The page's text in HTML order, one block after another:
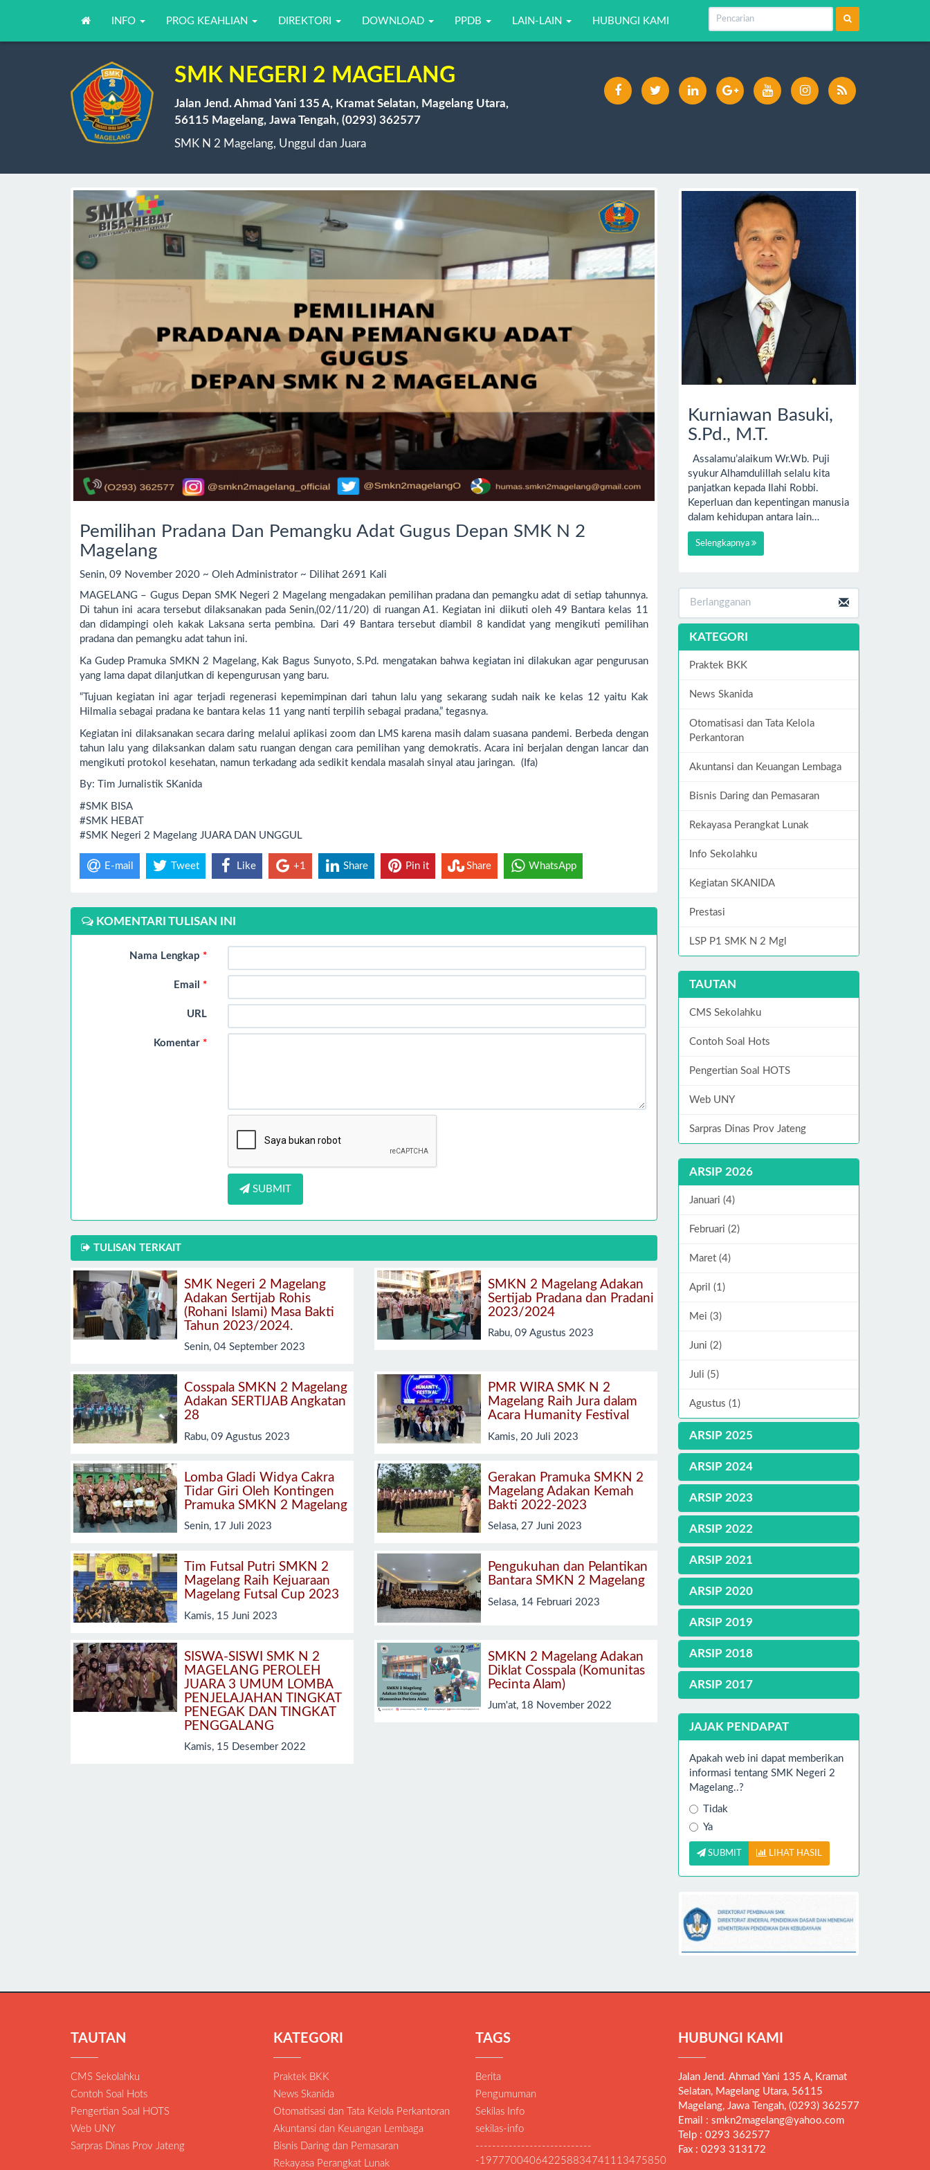
INFO PROG KEAHLIAN DIREKTORI DOWNLOAD PPDB LAIN-LAIN HUBUNGI KAMI
SMK NEGERI 2 MAGELANG
Jalan Jend. Ahmad Yani 135 A, Kramat Selatan, Magelang Utara,
56115 Magelang, Jawa Tengah, (0293) 362577
SMK N 2 Magelang, Unggul dan Juara
Pemilihan Pradana Dan Pemangku Adat Gugus Depan SMK N 2
Magelang
Senin, 09 November 2020 ~ Oleh Administrator ~ Dilihat 2691 Kali
MAGELANG – Gugus Depan SMK Negeri 2 Magelang mengadakan pemilihan pradana dan pemangku adat di setiap tahunnya.
Di tahun ini acara tersebut dilaksanakan pada Senin,(02/11/20) di ruangan A1. Kegiatan ini diikuti oleh 49 Bantara kelas 11
dan didampingi oleh kakak Laksana serta pembina. Dari 49 Bantara tersebut diambil 8 kandidat yang mengikuti pemilihan
pradana dan pemangku adat tahun ini.
Ka Gudep Pramuka SMKN 2 Magelang, Kak Bagus Sunyoto, S.Pd. mengatakan bahwa kegiatan ini dilakukan agar pengurusan
yang lama dapat dilanjutkan di kepengurusan yang baru.
“Tujuan kegiatan ini agar terjadi regenerasi kepemimpinan dari tahun lalu yang sekarang sudah naik ke kelas 12 yaitu Kak
Hilmalia sebagai pradana ke bantara kelas 11 yang nanti terpilih sebagai pradana,” tegasnya.
Kegiatan ini dilaksanakan secara daring melalui aplikasi zoom dan LMS karena masih dalam suasana pandemi. Berbeda dengan
tahun lalu yang dilaksankan dalam satu ruangan dengan cara pemilihan yang demokratis. Acara ini berjalan dengan lancar dan
mengikuti protokol kesehatan, namun terkadang ada sedikit kendala masalah sinyal atau jaringan. (Ifa)
By: Tim Jurnalistik SKanida
#SMK BISA
#SMK HEBAT
#SMK Negeri 2 Magelang JUARA DAN UNGGUL
E-mail Tweet Like +1 Share Pin it Share WhatsApp
KOMENTARI TULISAN INI
Nama Lengkap *
Email *
URL
Komentar *
SUBMIT
TULISAN TERKAIT
SMK Negeri 2 Magelang
Adakan Sertijab Rohis
(Rohani Islami) Masa Bakti
Tahun 2023/2024.
Senin, 04 September 2023
SMKN 2 Magelang Adakan
Sertijab Pradana dan Pradani
2023/2024
Rabu, 09 Agustus 2023
Cosspala SMKN 2 Magelang
Adakan SERTIJAB Angkatan
28
Rabu, 09 Agustus 2023
PMR WIRA SMK N 2
Magelang Raih Jura dalam
Acara Humanity Festival
Kamis, 20 Juli 2023
Lomba Gladi Widya Cakra
Tidar Giri Oleh Kontingen
Pramuka SMKN 2 Magelang
Senin, 17 Juli 2023
Gerakan Pramuka SMKN 2
Magelang Adakan Kemah
Bakti 2022-2023
Selasa, 27 Juni 2023
Tim Futsal Putri SMKN 2
Magelang Raih Kejuaraan
Magelang Futsal Cup 2023
Kamis, 15 Juni 2023
Pengukuhan dan Pelantikan
Bantara SMKN 2 Magelang
Selasa, 14 Februari 2023
SISWA-SISWI SMK N 2
MAGELANG PEROLEH
JUARA 3 UMUM LOMBA
PENJELAJAHAN TINGKAT
PENEGAK DAN TINGKAT
PENGGALANG
Kamis, 15 Desember 2022
SMKN 2 Magelang Adakan
Diklat Cosspala (Komunitas
Pecinta Alam)
Jum'at, 18 November 2022
Kurniawan Basuki,
S.Pd., M.T.
Assalamu’alaikum Wr.Wb. Puji
syukur Alhamdulillah selalu kita
panjatkan kepada Ilahi Robbi.
Keperluan dan kepentingan manusia
dalam kehidupan antara lain…
Selengkapnya
KATEGORI
Praktek BKK
News Skanida
Otomatisasi dan Tata Kelola
Perkantoran
Akuntansi dan Keuangan Lembaga
Bisnis Daring dan Pemasaran
Rekayasa Perangkat Lunak
Info Sekolahku
Kegiatan SKANIDA
Prestasi
LSP P1 SMK N 2 Mgl
TAUTAN
CMS Sekolahku
Contoh Soal Hots
Pengertian Soal HOTS
Web UNY
Sarpras Dinas Prov Jateng
ARSIP 2026
Januari (4)
Februari (2)
Maret (4)
April (1)
Mei (3)
Juni (2)
Juli (5)
Agustus (1)
ARSIP 2025
ARSIP 2024
ARSIP 2023
ARSIP 2022
ARSIP 2021
ARSIP 2020
ARSIP 2019
ARSIP 2018
ARSIP 2017
JAJAK PENDAPAT
Apakah web ini dapat memberikan
informasi tentang SMK Negeri 2
Magelang..?
Tidak
Ya
SUBMIT LIHAT HASIL
TAUTAN
CMS Sekolahku
Contoh Soal Hots
Pengertian Soal HOTS
Web UNY
Sarpras Dinas Prov Jateng
KATEGORI
Praktek BKK
News Skanida
Otomatisasi dan Tata Kelola Perkantoran
Akuntansi dan Keuangan Lembaga
Bisnis Daring dan Pemasaran
Rekayasa Perangkat Lunak
TAGS
Berita
Pengumuman
Sekilas Info
sekilas-info
----------------------------
-197770040642258834741113475850
HUBUNGI KAMI
Jalan Jend. Ahmad Yani 135 A, Kramat
Selatan, Magelang Utara, 56115
Magelang, Jawa Tengah, (0293) 362577
Email : smkn2magelang@yahoo.com
Telp : 0293 362577
Fax : 0293 313172